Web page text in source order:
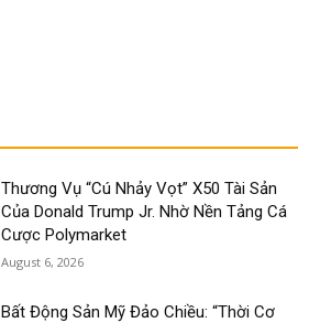
Thương Vụ “Cú Nhảy Vọt” X50 Tài Sản
Của Donald Trump Jr. Nhờ Nền Tảng Cá
Cược Polymarket
August 6, 2026
Bất Động Sản Mỹ Đảo Chiều: “Thời Cơ